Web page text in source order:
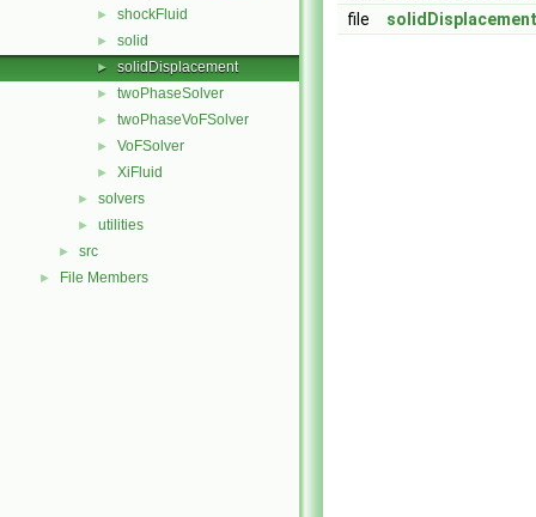
► shockFluid
► solid
► solidDisplacement
► twoPhaseSolver
► twoPhaseVoFSolver
► VoFSolver
► XiFluid
► solvers
► utilities
► src
► File Members
file